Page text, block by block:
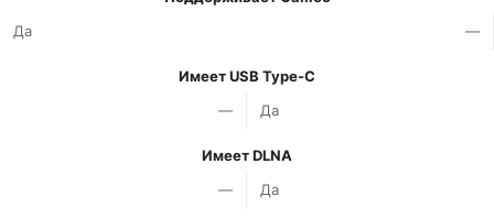
Да
—
Имеет USB Type-C
—
Да
Имеет DLNA
—
Да